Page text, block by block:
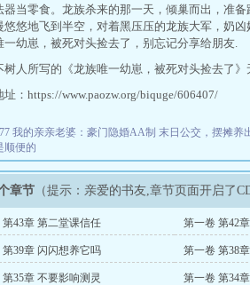
器当零食。龙族杀来的那一天，倾巢而出，准
悠悠地飞到半空，对着黑压压的龙族大军，奶
一幼崽，被死对头捡去了，别忘记分享给朋友.
树人所写的《龙族唯一幼崽，被死对头捡去了
：https://www.paozw.org/biquge/606407/
我的亲亲老婆：豪门隐婚AA制 末日公交，摆摊养
顺便的
章节 （提示：亲爱的书友,章节页面开启了
第43章 第二堂课信任 第一卷 第42
第39章 闪闪想养它吗 第一卷 第38
35章 不要影响测灵 第一卷 第34